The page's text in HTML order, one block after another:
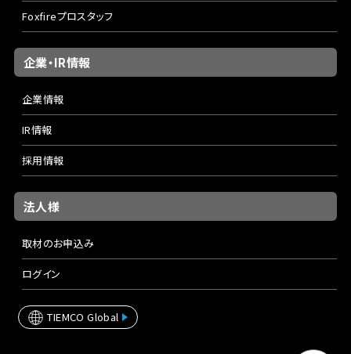
Foxfireプロスタッフ
企業・IR情報
企業情報
IR情報
採用情報
法人様
取材のお申込み
ログイン
TIEMCO Global